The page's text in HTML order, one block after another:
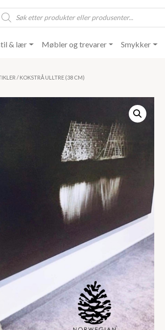
search
& lær Møbler og trevarer Smykker
/ KOKSTRÅ ULLTRE (38 CM)